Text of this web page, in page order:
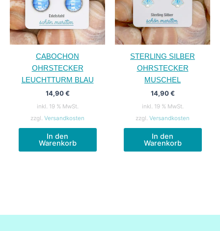
CABOCHON
OHRSTECKER
LEUCHTTURM BLAU
14,90€
inkl. 19 % MwSt.
zzgl. Versandkosten
In den
Warenkorb
STERLING SILBER
OHRSTECKER
MUSCHEL
14,90€
inkl. 19 % MwSt.
zzgl. Versandkosten
In den
Warenkorb